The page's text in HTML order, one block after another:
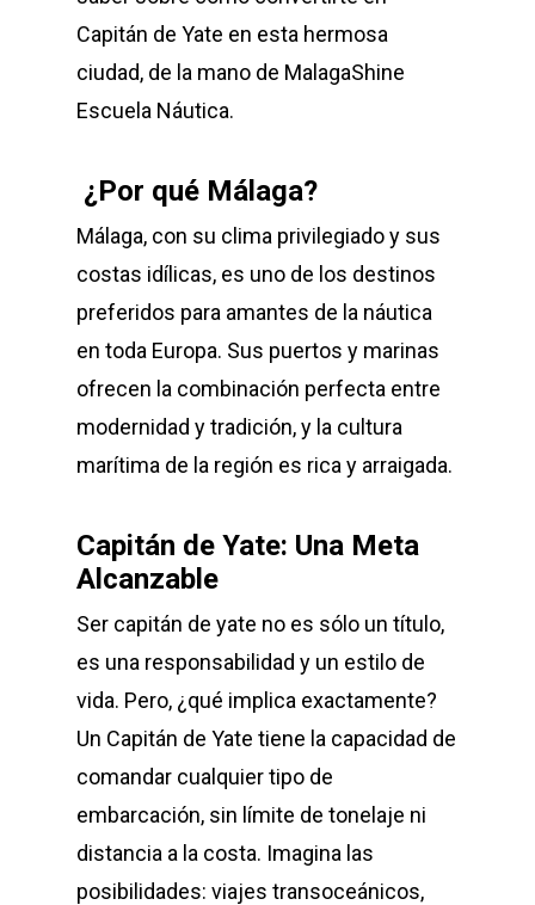
Capitán de Yate en esta hermosa
ciudad, de la mano de MalagaShine
Escuela Náutica.
¿Por qué Málaga?
Málaga, con su clima privilegiado y sus
costas idílicas, es uno de los destinos
preferidos para amantes de la náutica
en toda Europa. Sus puertos y marinas
ofrecen la combinación perfecta entre
modernidad y tradición, y la cultura
marítima de la región es rica y arraigada.
Capitán de Yate: Una Meta
Alcanzable
Ser capitán de yate no es sólo un título,
es una responsabilidad y un estilo de
vida. Pero, ¿qué implica exactamente?
Un Capitán de Yate tiene la capacidad de
comandar cualquier tipo de
embarcación, sin límite de tonelaje ni
distancia a la costa. Imagina las
posibilidades: viajes transoceánicos,